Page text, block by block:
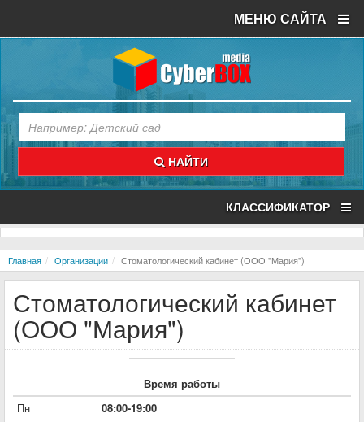
МЕНЮ САЙТА
НАЙТИ
КЛАССИФИКАТОР
Главная Организации Стоматологический кабинет (ООО "Мария")
Стоматологический кабинет
(ООО "Мария")
Время работы
Пн
08:00-19:00